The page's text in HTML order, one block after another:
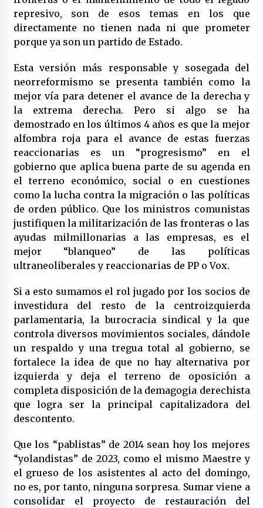
represivo, son de esos temas en los que
directamente no tienen nada ni que prometer
porque ya son un partido de Estado.
Esta versión más responsable y sosegada del
neorreformismo se presenta también como la
mejor vía para detener el avance de la derecha y
la extrema derecha. Pero si algo se ha
demostrado en los últimos 4 años es que la mejor
alfombra roja para el avance de estas fuerzas
reaccionarias es un “progresismo” en el
gobierno que aplica buena parte de su agenda en
el terreno económico, social o en cuestiones
como la lucha contra la migración o las políticas
de orden público. Que los ministros comunistas
justifiquen la militarización de las fronteras o las
ayudas milmillonarias a las empresas, es el
mejor “blanqueo” de las políticas
ultraneoliberales y reaccionarias de PP o Vox.
Si a esto sumamos el rol jugado por los socios de
investidura del resto de la centroizquierda
parlamentaria, la burocracia sindical y la que
controla diversos movimientos sociales, dándole
un respaldo y una tregua total al gobierno, se
fortalece la idea de que no hay alternativa por
izquierda y deja el terreno de oposición a
completa disposición de la demagogia derechista
que logra ser la principal capitalizadora del
descontento.
Que los “pablistas” de 2014 sean hoy los mejores
“yolandistas” de 2023, como el mismo Maestre y
el grueso de los asistentes al acto del domingo,
no es, por tanto, ninguna sorpresa. Sumar viene a
consolidar el proyecto de restauración del